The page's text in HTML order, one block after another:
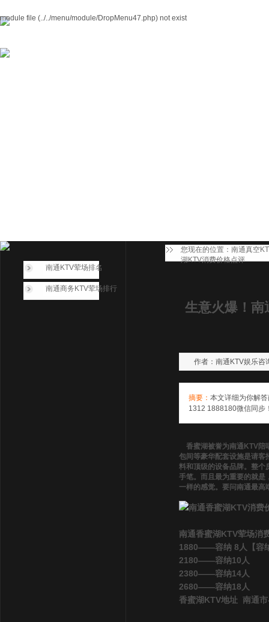
module file (../../menu/module/DropMenu47.php) not exist
您现在的位置： 南通真空
湖KTV消费价格点评
南通KTV荤场排名
南通商务KTV荤场排行
生意火爆！南
作者：南通KTV娱乐
摘要： 本文详细为你解
1312 1888180微信同步
香蜜湖被誉为南通KTV陪
包间等豪华配套设施是请客
料和顶级的设备品牌。整个
手笔。而且最为重要的就是
一样的感觉。要问南通最
南通香蜜湖KTV荤场消
1880——容纳 8人【容
2180——容纳10人
2380——容纳14人
2680——容纳18人
香蜜湖KTV地址 南通